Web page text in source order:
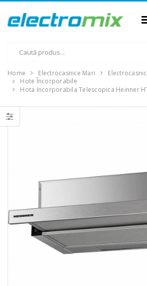
Home Electrocasnice Mari
Hote Încorporabile
Hota Incorporabila Telescopica Heinner